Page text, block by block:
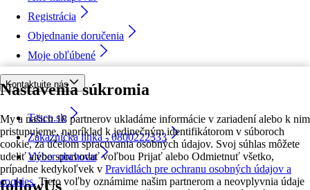
Nastavenia súkromia
My a našich 18 partnerov ukladáme informácie v zariadení alebo k nim
pristupujeme, napríklad k jedinečným identifikátorom v súboroch
cookie, za účelom spracúvania osobných údajov. Svoj súhlas môžete
udeliť alebo spravovať voľbou Prijať alebo Odmietnuť všetko,
prípadne kedykoľvek v Pravidlách pre ochranu osobných údajov a
cookies. Tieto voľby oznámime našim partnerom a neovplyvnia údaje
Registrácia
Objednanie doručenia
Moje obľúbené
Kontaktujte nás
Tesco.sk
Zákaznícka linka - 0800222333
Výber obchodu
followUs